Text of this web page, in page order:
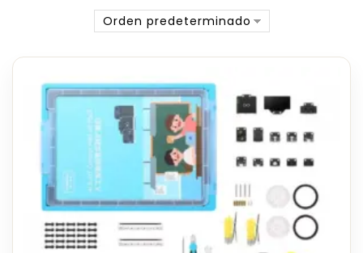
Orden predeterminado